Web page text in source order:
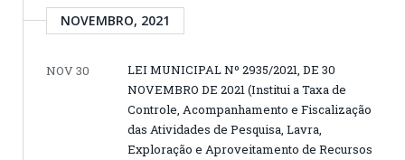
NOVEMBRO, 2021
NOV 30
LEI MUNICIPAL Nº 2935/2021, DE 30
NOVEMBRO DE 2021 (Institui a Taxa de
Controle, Acompanhamento e Fiscalização
das Atividades de Pesquisa, Lavra,
Exploração e Aproveitamento de Recursos